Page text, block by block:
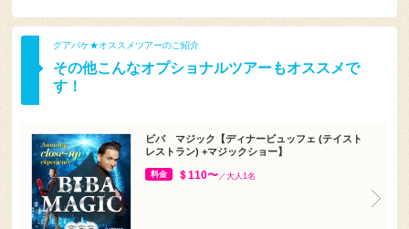
グアバケ★オススメツアーのご紹介
その他こんなオプショナルツアーもオススメで
す！
ビバ マジック【ディナービュッフェ (テイスト
レストラン) +マジックショー】
料金 ＄110〜 ／大人1名